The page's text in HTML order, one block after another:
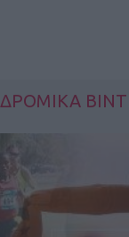
ΔΡΟΜΙΚΑ